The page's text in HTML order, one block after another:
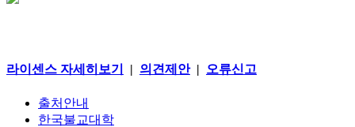
라이센스 자세히보기 | 의견제안| 오류신고
출처안내
한국불교대학